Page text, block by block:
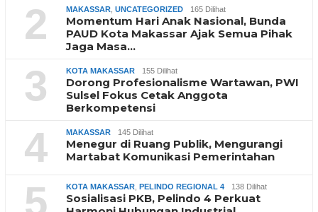
2 MAKASSAR, UNCATEGORIZED 165 Dilihat
Momentum Hari Anak Nasional, Bunda
PAUD Kota Makassar Ajak Semua Pihak
Jaga Masa…
3 KOTA MAKASSAR 155 Dilihat
Dorong Profesionalisme Wartawan, PWI
Sulsel Fokus Cetak Anggota
Berkompetensi
4 MAKASSAR 145 Dilihat
Menegur di Ruang Publik, Mengurangi
Martabat Komunikasi Pemerintahan
5 KOTA MAKASSAR, PELINDO REGIONAL 4 138 Dilihat
Sosialisasi PKB, Pelindo 4 Perkuat